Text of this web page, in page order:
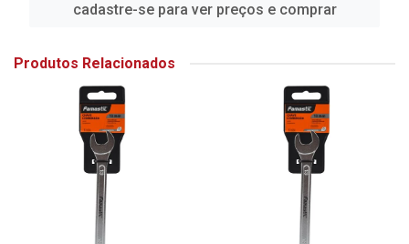
cadastre-se para ver preços e comprar
Produtos Relacionados